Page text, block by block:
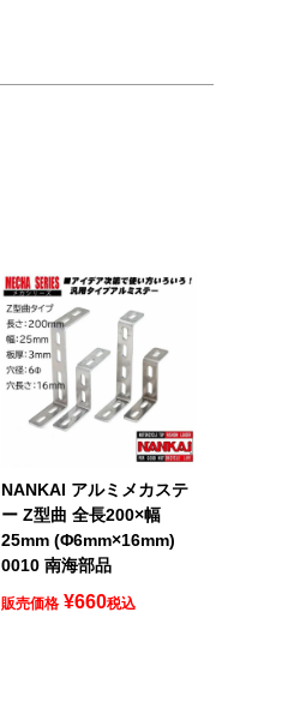
NANKAI アルミメカステ
ー Z型曲 全長200×幅
25mm (Φ6mm×16mm)
0010 南海部品
販売価格 ¥660税込